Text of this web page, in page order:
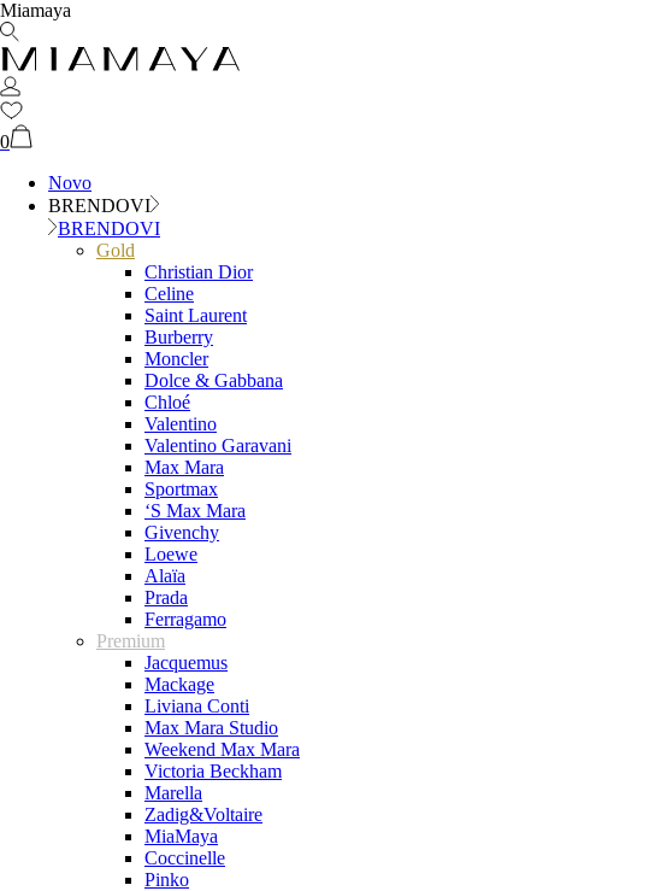
Miamaya
0
Novo
BRENDOVI
BRENDOVI
Gold
Christian Dior
Celine
Saint Laurent
Burberry
Moncler
Dolce & Gabbana
Chloé
Valentino
Valentino Garavani
Max Mara
Sportmax
‘S Max Mara
Givenchy
Loewe
Alaïa
Prada
Ferragamo
Premium
Jacquemus
Mackage
Liviana Conti
Max Mara Studio
Weekend Max Mara
Victoria Beckham
Marella
Zadig&Voltaire
MiaMaya
Coccinelle
Pinko